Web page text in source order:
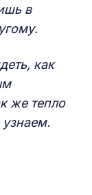
в
как
же тепло